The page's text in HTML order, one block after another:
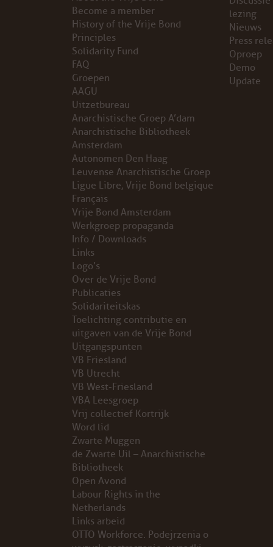
VB FRIESLAND
VB WEST-FRIESLAND
ZWARTE MUGGEN
WERKGROEP ARBEID
WERKGROEP PROPAGANDA
CAMPAGNES
ANARCHISME – EEN INTRODUCTIE
OTTO SLAVEFORCE
JUMBO DISTRIBUTIECENTRA EN OTTO WORKFORCE
PROBLEMY Z AGENCJA… PRACY TYMCZASOWEJ
KUNST-ANARCHISTISCHE DAG BAJEENKOMST
VERKIEZINGEN
BASTION BASTARDS
DE CRISIS VOORBIJ
CODE ZWART
FREE JOCK PALFREEMAN
BUITEN DE ORDE
Become a member
History of the Vrije Bond
Principles
Solidarity Fund
FAQ
Groepen
AAGU
Uitzetbureau
Anarchistische Groep A’dam
Anarchistische Bibliotheek
Amsterdam
Autonomen Den Haag
Leuvense Anarchistische Groep
Ligue Libre, Vrije Bond belgique
Français
Vrije Bond Amsterdam
Werkgroep propaganda
Info / Downloads
Links
Logo’s
Over de Vrije Bond
Publicaties
Solidariteitskas
Toelichting contributie en
uitgaven van de Vrije Bond
Uitgangspunten
VB Friesland
VB Utrecht
VB West-Friesland
VBA Leesgroep
Vrij collectief Kortrijk
Word lid
Zwarte Muggen
de Zwarte Uil – Anarchistische
Bibliotheek
Open Avond
Labour Rights in the
Netherlands
Links arbeid
OTTO Workforce. Podejrzenia o
lezing
Nieuws
Press
Oproep
Demo
Update